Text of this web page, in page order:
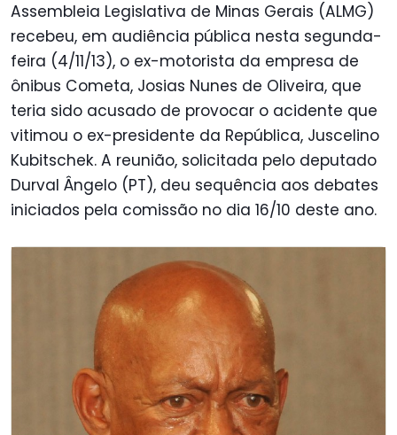
Assembleia Legislativa de Minas Gerais (ALMG)
recebeu, em audiência pública nesta segunda-
feira (4/11/13), o ex-motorista da empresa de
ônibus Cometa, Josias Nunes de Oliveira, que
teria sido acusado de provocar o acidente que
vitimou o ex-presidente da República, Juscelino
Kubitschek. A reunião, solicitada pelo deputado
Durval Ângelo (PT), deu sequência aos debates
iniciados pela comissão no dia 16/10 deste ano.